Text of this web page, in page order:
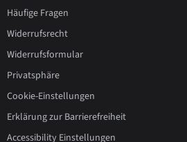
Häufige Fragen
Widerrufsrecht
Widerrufsformular
Privatsphäre
Cookie-Einstellungen
Erklärung zur Barrierefreiheit
Accessibility Einstellungen